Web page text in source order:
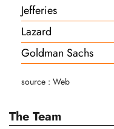
Jefferies
Lazard
Goldman Sachs
source : Web
The Team